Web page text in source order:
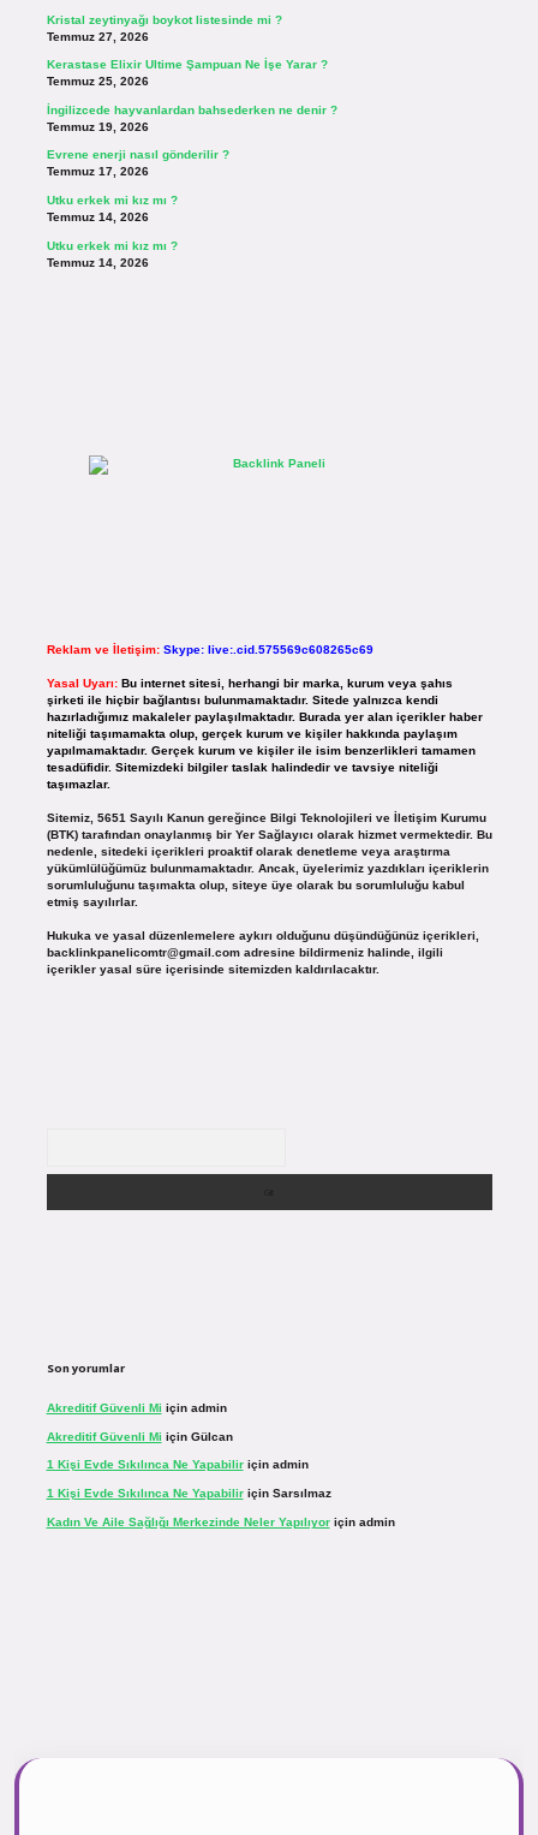
Kristal zeytinyağı boykot listesinde mi ?
Temmuz 27, 2026
Kerastase Elixir Ultime Şampuan Ne İşe Yarar ?
Temmuz 25, 2026
İngilizcede hayvanlardan bahsederken ne denir ?
Temmuz 19, 2026
Evrene enerji nasıl gönderilir ?
Temmuz 17, 2026
Utku erkek mi kız mı ?
Temmuz 14, 2026
Utku erkek mi kız mı ?
Temmuz 14, 2026
Reklam ve İletişim: Skype: live:.cid.575569c608265c69
Yasal Uyarı: Bu internet sitesi, herhangi bir marka, kurum veya şahıs
şirketi ile hiçbir bağlantısı bulunmamaktadır. Sitede yalnızca kendi
hazırladığımız makaleler paylaşılmaktadır. Burada yer alan içerikler haber
niteliği taşımamakta olup, gerçek kurum ve kişiler hakkında paylaşım
yapılmamaktadır. Gerçek kurum ve kişiler ile isim benzerlikleri tamamen
tesadüfidir. Sitemizdeki bilgiler taslak halindedir ve tavsiye niteliği
taşımazlar.
Sitemiz, 5651 Sayılı Kanun gereğince Bilgi Teknolojileri ve İletişim Kurumu
(BTK) tarafından onaylanmış bir Yer Sağlayıcı olarak hizmet vermektedir. Bu
nedenle, sitedeki içerikleri proaktif olarak denetleme veya araştırma
yükümlülüğümüz bulunmamaktadır. Ancak, üyelerimiz yazdıkları içeriklerin
sorumluluğunu taşımakta olup, siteye üye olarak bu sorumluluğu kabul
etmiş sayılırlar.
Hukuka ve yasal düzenlemelere aykırı olduğunu düşündüğünüz içerikleri,
backlinkpanelicomtr@gmail.comadresine bildirmeniz halinde, ilgili
içerikler yasal süre içerisinde sitemizden kaldırılacaktır.
Son yorumlar
Akreditif Güvenli Mi için admin
Akreditif Güvenli Mi için Gülcan
1 Kişi Evde Sıkılınca Ne Yapabiliriçin admin
1 Kişi Evde Sıkılınca Ne Yapabiliriçin Sarsılmaz
Kadın Ve Aile Sağlığı Merkezinde Neler Yapılıyoriçin admin